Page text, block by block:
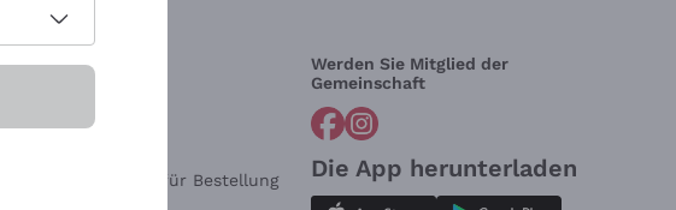
Brauchen Sie Hilfe?
Widerrufsformular für Bestellung
Werden Sie Mitglied der
Gemeinschaft
Die App herunterladen